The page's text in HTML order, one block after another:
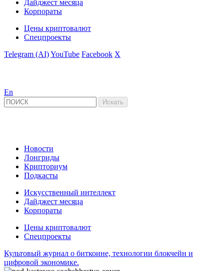
Дайджест месяца
Корпораты
Цены криптовалют
Спецпроекты
Telegram (AI)YouTube Facebook X
En
Новости
Лонгриды
Крипториум
Подкасты
Искусственный интеллект
Дайджест месяца
Корпораты
Цены криптовалют
Спецпроекты
Культовый журнал о биткоине, технологии блокчейн и
цифровой экономике.